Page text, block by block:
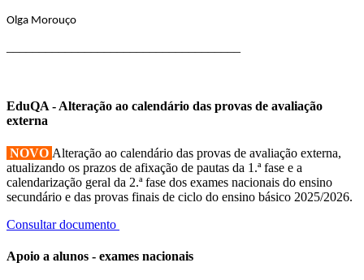
Olga Morouço
EduQA - Alteração ao calendário das provas de avaliação
externa
NOVO Alteração ao calendário das provas de avaliação externa,
atualizando os prazos de afixação de pautas da 1.ª fase e a
calendarização geral da 2.ª fase dos exames nacionais do ensino
secundário e das provas finais de ciclo do ensino básico 2025/2026.
Consultar documento
Apoio a alunos - exames nacionais